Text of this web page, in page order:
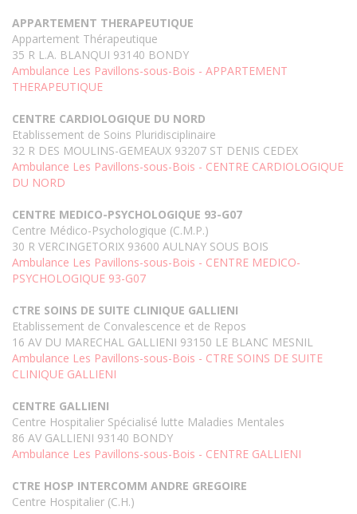
APPARTEMENT THERAPEUTIQUE
Appartement Thérapeutique
35 R L.A. BLANQUI 93140 BONDY
Ambulance Les Pavillons-sous-Bois - APPARTEMENT
THERAPEUTIQUE
CENTRE CARDIOLOGIQUE DU NORD
Etablissement de Soins Pluridisciplinaire
32 R DES MOULINS-GEMEAUX 93207 ST DENIS CEDEX
Ambulance Les Pavillons-sous-Bois - CENTRE CARDIOLOGIQUE
DU NORD
CENTRE MEDICO-PSYCHOLOGIQUE 93-G07
Centre Médico-Psychologique (C.M.P.)
30 R VERCINGETORIX 93600 AULNAY SOUS BOIS
Ambulance Les Pavillons-sous-Bois - CENTRE MEDICO-
PSYCHOLOGIQUE 93-G07
CTRE SOINS DE SUITE CLINIQUE GALLIENI
Etablissement de Convalescence et de Repos
16 AV DU MARECHAL GALLIENI 93150 LE BLANC MESNIL
Ambulance Les Pavillons-sous-Bois - CTRE SOINS DE SUITE
CLINIQUE GALLIENI
CENTRE GALLIENI
Centre Hospitalier Spécialisé lutte Maladies Mentales
86 AV GALLIENI 93140 BONDY
Ambulance Les Pavillons-sous-Bois - CENTRE GALLIENI
CTRE HOSP INTERCOMM ANDRE GREGOIRE
Centre Hospitalier (C.H.)